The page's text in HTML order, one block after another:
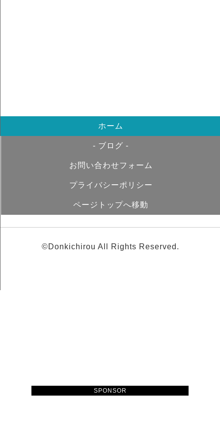
ホーム
- ブログ -
お問い合わせフォーム
プライバシーポリシー
ページトップへ移動
©Donkichirou All Rights Reserved.
SPONSOR